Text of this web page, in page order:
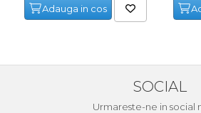
Adauga in cos
SOCIAL
Urmareste-ne in social